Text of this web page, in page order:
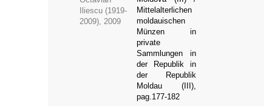
Iliescu (1919-
2009), 2009
Mittelalterlichen
moldauischen
Münzen in
private
Sammlungen in
der Republik in
der Republik
Moldau (III),
pag.177-182